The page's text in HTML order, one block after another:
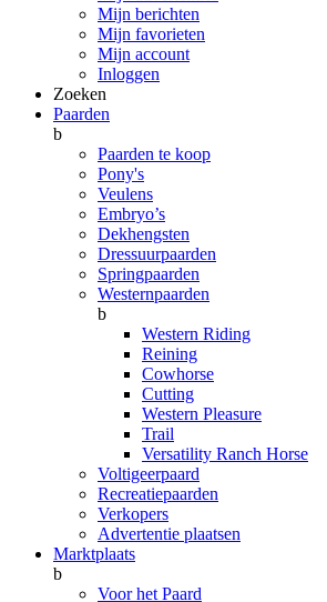
Mijn berichten
Mijn favorieten
Mijn account
Inloggen
Zoeken
Paarden
b
Paarden te koop
Pony's
Veulens
Embryo’s
Dekhengsten
Dressuurpaarden
Springpaarden
Westernpaarden
b
Western Riding
Reining
Cowhorse
Cutting
Western Pleasure
Trail
Versatility Ranch Horse
Voltigeerpaard
Recreatiepaarden
Verkopers
Advertentie plaatsen
Marktplaats
b
Voor het Paard